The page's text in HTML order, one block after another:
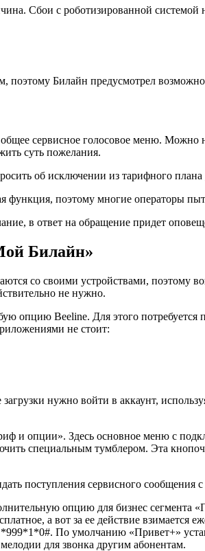
Сбои с роботизированной
Билайн предусмотрел
сервисное голосовое меню. Можно
суть пожелания.
об исключении из тарифного
функция, поэтому многие операторы
в ответ на обращение придет
Билайн»
со своими устройствами, поэтому
не нужно.
опцию Beeline. Для этого
не стоит:
загрузки нужно войти в аккаунт,
и опции». Здесь основное меню с
специальным тумблером. Эта
поступления сервисного сообщения
опцию для бизнес
а вот за ее действие взимается
*999*1 *0#. По умолчанию «Привет+»
для звонка другим абонентам.